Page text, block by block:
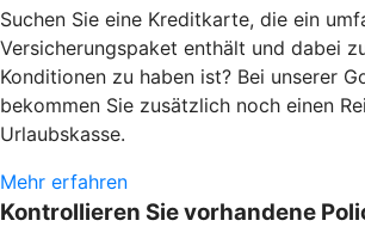
Suchen Sie eine Kreditkarte, die ein
Versicherungspaket enthält und dabei
Konditionen zu haben ist? Bei unserer
bekommen Sie zusätzlich noch einen
Urlaubskasse.
Mehr erfahren
Kontrollieren Sie vorhandene